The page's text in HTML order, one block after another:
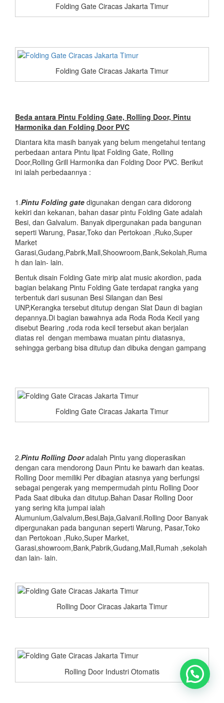
Folding Gate Ciracas Jakarta Timur
Folding Gate Ciracas Jakarta Timur
Beda antara Pintu Folding Gate, Rolling Door, Pintu
Harmonika dan Folding Door PVC
Diantara kita masih banyak yang belum mengetahui tentang
perbedaan antara Pintu lipat Folding Gate, Rolling
Door,Rolling Grill Harmonika dan Folding Door PVC. Berikut
ini ialah perbedaannya :
1.Pintu Folding gate digunakan dengan cara didorong
kekiri dan kekanan, bahan dasar pintu Folding Gate adalah
Besi, dan Galvalum. Banyak dipergunakan pada bangunan
seperti Warung, Pasar,Toko dan Pertokoan ,Ruko,Super
Market
Garasi,Gudang,Pabrik,Mall,Shoowroom,Bank,Sekolah,Ruma
h dan lain- lain.
Bentuk disain Folding Gate mirip alat music akordion, pada
bagian belakang Pintu Folding Gate terdapat rangka yang
terbentuk dari susunan Besi Silangan dan Besi
UNP,Kerangka tersebut ditutup dengan Slat Daun di bagian
depannya.Di bagian bawahnya ada Roda Roda Kecil yang
disebut Bearing ,roda roda kecil tersebut akan berjalan
diatas rel dengan membawa muatan pintu diatasnya,
sehingga gerbang bisa ditutup dan dibuka dengan gampang
Folding Gate Ciracas Jakarta Timur
2.Pintu Rolling Dooradalah Pintu yang dioperasikan
dengan cara mendorong Daun Pintu ke bawarh dan keatas.
Rolling Door memiliki Per dibagian atasnya yang berfungsi
sebagai pengerak yang mempermudah pintu Rolling Door
Pada Saat dibuka dan ditutup.Bahan Dasar Rolling Door
yang sering kita jumpai ialah
Alumunium,Galvalum,Besi,Baja,Galvanil.Rolling Door Banyak
dipergunakan pada bangunan seperti Warung, Pasar,Toko
dan Pertokoan ,Ruko,Super Market,
Garasi,showroom,Bank,Pabrik,Gudang,Mall,Rumah ,sekolah
dan lain- lain.
Rolling Door Ciracas Jakarta Timur
Rolling Door Industri Otomatis